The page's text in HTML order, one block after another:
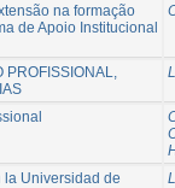
na formação
de Apoio Institucional
PROFISSIONAL,
la Universidad de